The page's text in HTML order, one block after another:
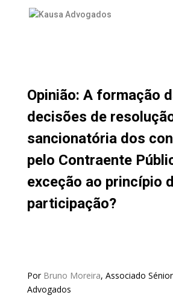
Opinião: A formação
decisões de
sancionatória dos
pelo Contraente
exceção ao princípio
participação?
Por Bruno Moreira, Associado
Advogados